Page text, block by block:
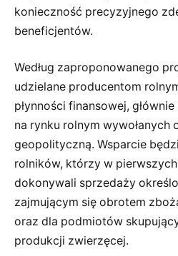
konieczność precyzyjnego
beneficjentów.
Według zaproponowanego
udzielane producentom
płynności finansowej,
na rynku rolnym wywołanych
geopolityczną. Wsparcie
rolników, którzy w
dokonywali sprzedaży
zajmującym się obrotem
oraz dla podmiotów
produkcji zwierzęcej.